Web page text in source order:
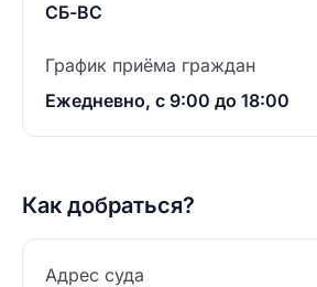
СБ-ВС
График приёма граждан
Ежедневно, с 9:00 до 18:00
Как добраться?
Адрес суда